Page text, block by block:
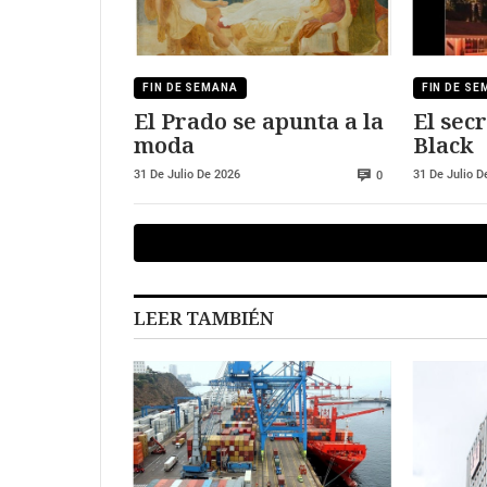
FIN DE SEMANA
El Prado se apunta a la
moda
31 De Julio De 2026 0
FIN DE
El
Black
31 De Julio
LEER TAMBIÉN